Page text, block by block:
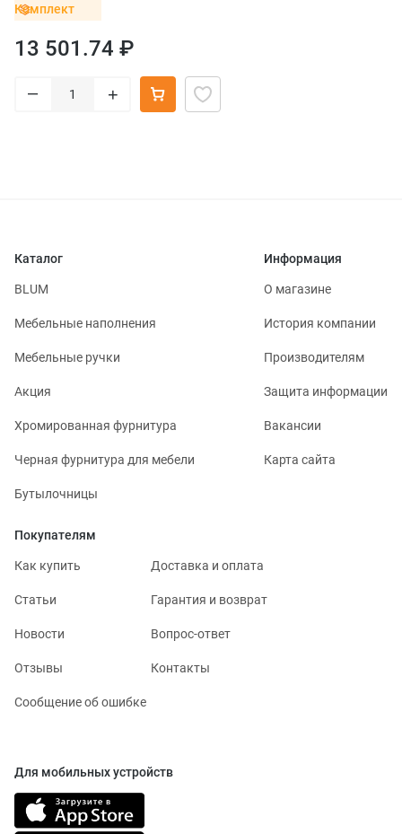
Комплект
13 501.74 ₽
– +
Каталог
BLUM
Мебельные наполнения
Мебельные ручки
Акция
Хромированная фурнитура
Черная фурнитура для мебели
Бутылочницы
Информация
О магазине
История компании
Производителям
Защита информации
Вакансии
Карта сайта
Покупателям
Как купить Доставка и оплата
Статьи Гарантия и возврат
Новости Вопрос-ответ
Отзывы Контакты
Сообщение об ошибке
Для мобильных устройств